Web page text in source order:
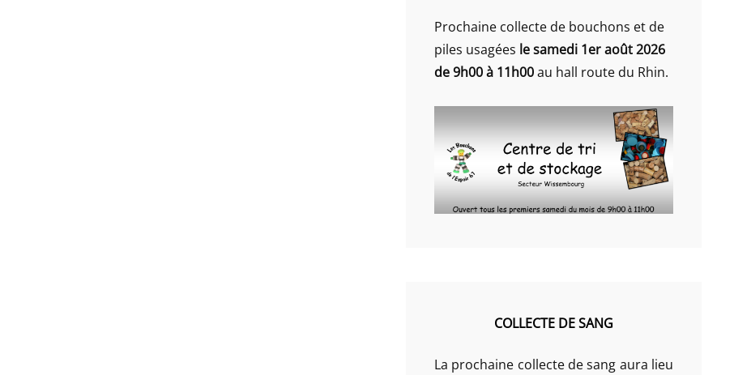
Prochaine collecte de bouchons et de
piles usagées le samedi 1er août 2026
de 9h00 à 11h00au hall route du Rhin.
COLLECTE DE SANG
La prochaine collecte de sang aura lieu